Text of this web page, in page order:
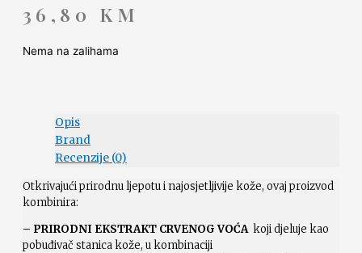
36,80 KM
Nema na zalihama
Opis
Brand
Recenzije (0)
Otkrivajući prirodnu ljepotu i najosjetljivije kože, ovaj proizvod
kombinira:
– PRIRODNI EKSTRAKT CRVENOG VOĆA koji djeluje kao
pobuđivač stanica kože, u kombinaciji